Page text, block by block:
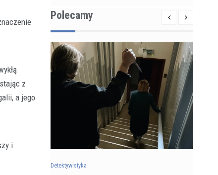
z
a jego
i
Polecamy
Detektywistyka